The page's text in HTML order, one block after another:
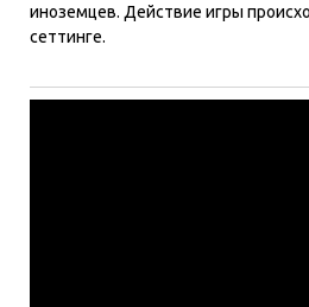
иноземцев. Действие игры
сеттинге.